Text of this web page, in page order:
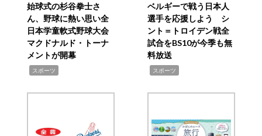
始球式の杉谷拳士さ
ん、野球に熱い思い全
日本学童軟式野球大会
マクドナルド・トーナ
メントが開幕
スポーツ
ベルギーで戦う日本人
選手を応援しよう シ
ント＝トロイデン戦全
試合をBS10が今季も無
料放送
スポーツ